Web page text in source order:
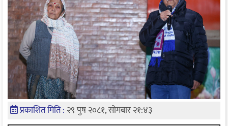
प्रकाशित मिति : २९ पुष २०८१, सोमबार २१:४३